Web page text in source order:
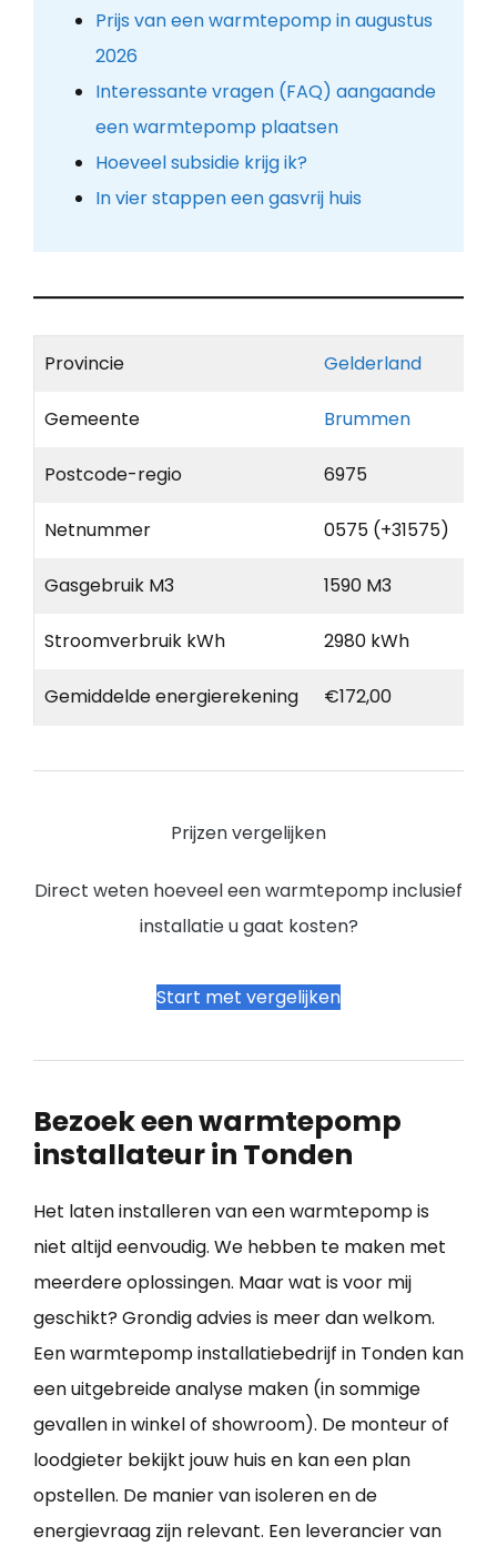
Prijs van een warmtepomp in augustus
2026
Interessante vragen (FAQ) aangaande
een warmtepomp plaatsen
Hoeveel subsidie krijg ik?
In vier stappen een gasvrij huis
Provincie Gelderland
Gemeente Brummen
Postcode-regio 6975
Netnummer 0575 (+31575)
Gasgebruik M3 1590 M3
Stroomverbruik kWh 2980 kWh
Gemiddelde energierekening €172,00
Prijzen vergelijken
Direct weten hoeveel een warmtepomp inclusief
installatie u gaat kosten?
Start met vergelijken
Bezoek een warmtepomp
installateur in Tonden
Het laten installeren van een warmtepomp is
niet altijd eenvoudig. We hebben te maken met
meerdere oplossingen. Maar wat is voor mij
geschikt? Grondig advies is meer dan welkom.
Een warmtepomp installatiebedrijf in Tonden kan
een uitgebreide analyse maken (in sommige
gevallen in winkel of showroom). De monteur of
loodgieter bekijkt jouw huis en kan een plan
opstellen. De manier van isoleren en de
energievraag zijn relevant. Een leverancier van